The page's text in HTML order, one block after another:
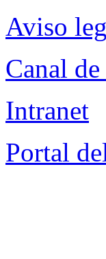
Aviso
Canal
Intranet
Portal